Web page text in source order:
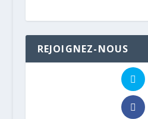
REJOIGNEZ-NOUS